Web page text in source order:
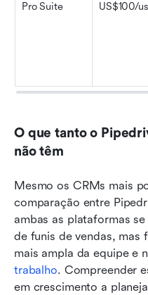
Pro Suite US$100/
O que tanto o
não têm
Mesmo os CRMs mais
comparação entre
ambas as plataformas
de funis de vendas, mas
mais ampla da equipe e
trabalho. Compreender
em crescimento a